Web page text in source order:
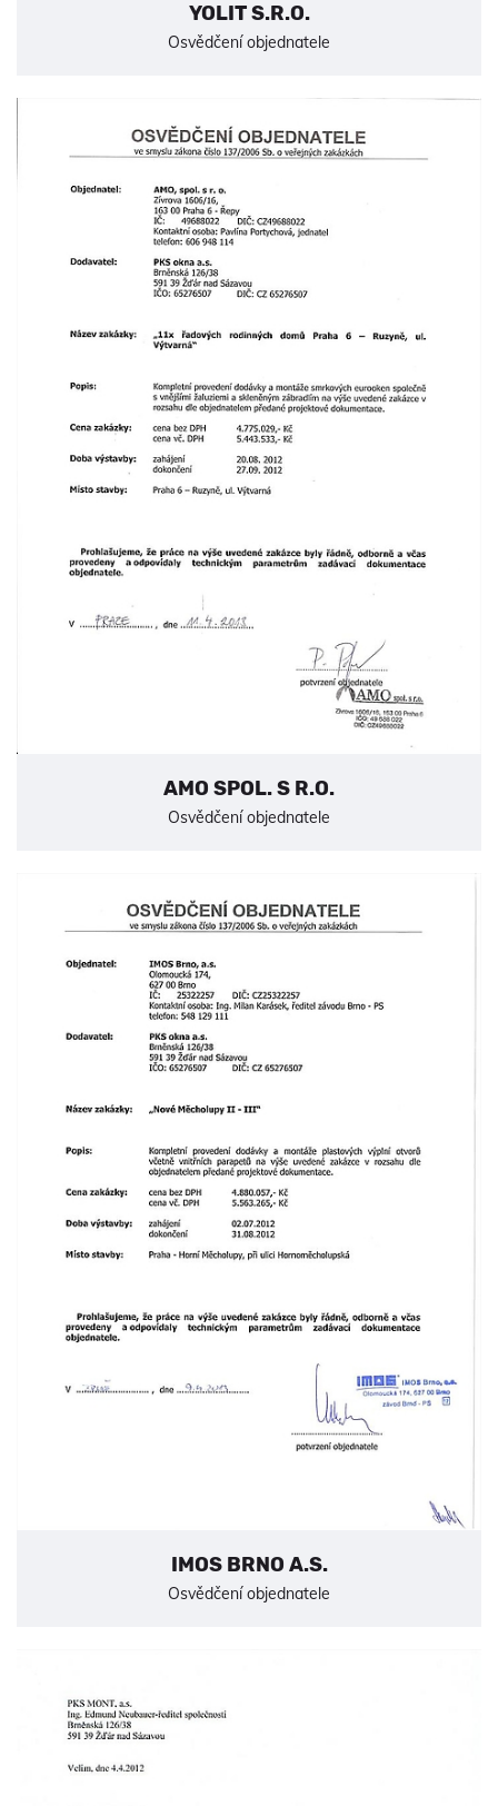
YOLIT S.R.O.
Osvědčení objednatele
AMO SPOL. S R.O.
Osvědčení objednatele
IMOS BRNO A.S.
Osvědčení objednatele